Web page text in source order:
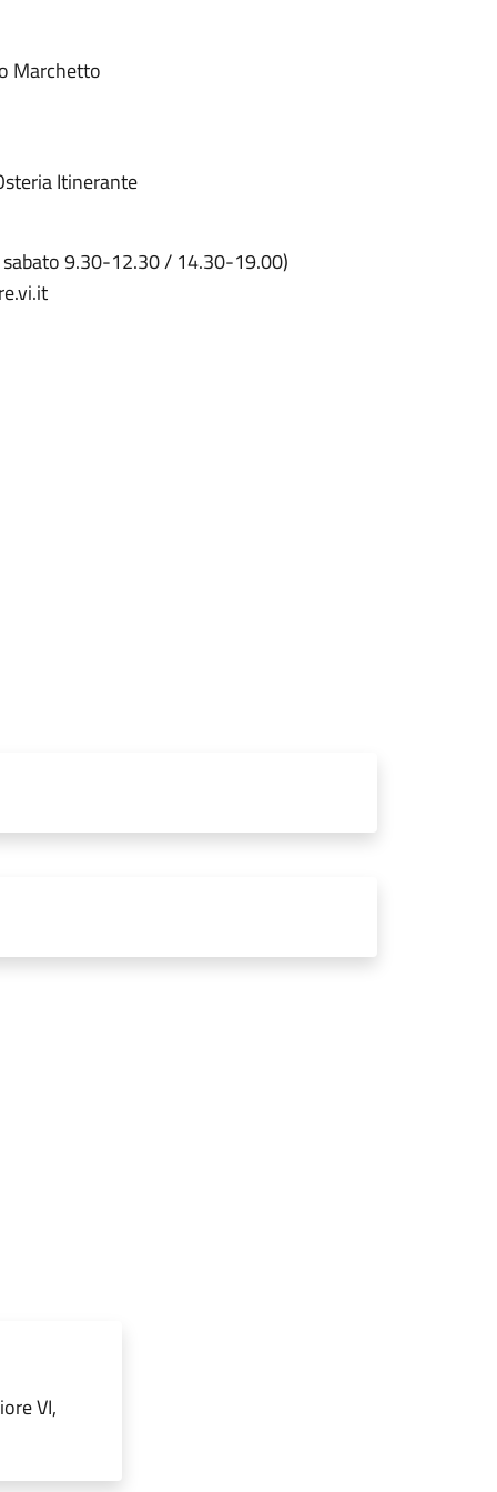
Marchetto
Itinerante
9.30-12.30 / 14.30-19.00)
VI,